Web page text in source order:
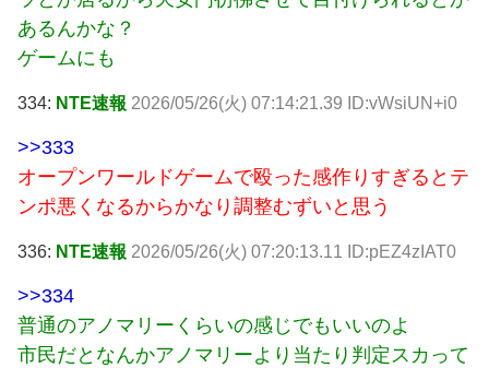
あるんかな？
ゲームにも
334: NTE速報 2026/05/26(火) 07:14:21.39 ID:vWsiUN+i0
>>333
オープンワールドゲームで殴った感作りすぎるとテ
ンポ悪くなるからかなり調整むずいと思う
336: NTE速報 2026/05/26(火) 07:20:13.11 ID:pEZ4zIAT0
>>334
普通のアノマリーくらいの感じでもいいのよ
市民だとなんかアノマリーより当たり判定スカって